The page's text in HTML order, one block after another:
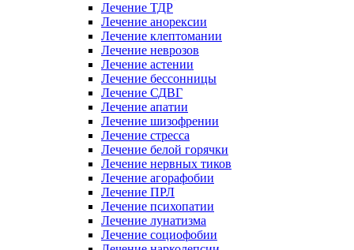
Лечение ТДР
Лечение анорексии
Лечение клептомании
Лечение неврозов
Лечение астении
Лечение бессонницы
Лечение СДВГ
Лечение апатии
Лечение шизофрении
Лечение стресса
Лечение белой горячки
Лечение нервных тиков
Лечение агорафобии
Лечение ПРЛ
Лечение психопатии
Лечение лунатизма
Лечение социофобии